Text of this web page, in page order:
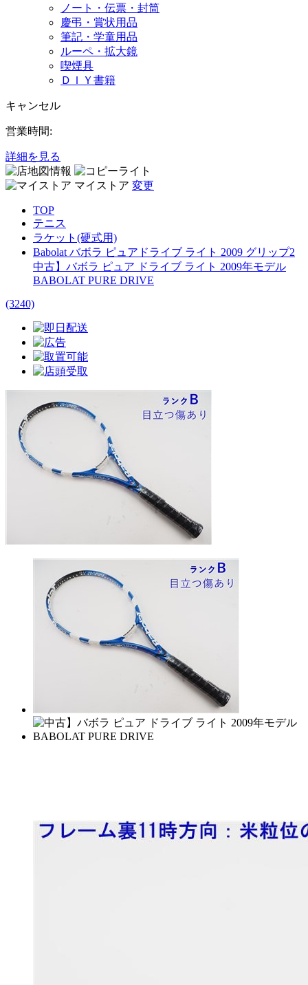
ノート・伝票・封筒
慶弔・賞状用品
筆記・学童用品
ルーペ・拡大鏡
喫煙具
ＤＩＹ書籍
キャンセル
営業時間:
詳細を見る
マイストア 変更
TOP
テニス
ラケット(硬式用)
Babolat バボラ ピュアドライブ ライト 2009 グリップ2
中古】バボラ ピュア ドライブ ライト 2009年モデル
BABOLAT PURE DRIVE
(3240)